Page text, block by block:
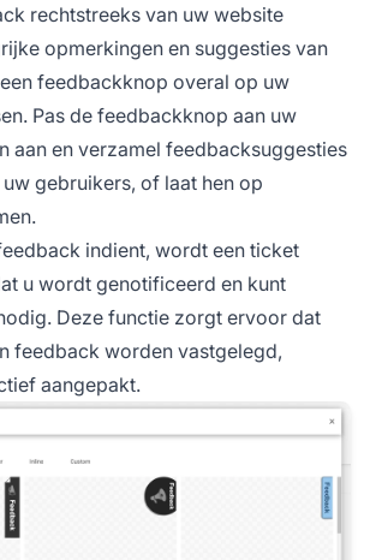
rechtstreeks van uw website
opmerkingen en suggesties van
feedbackknop overal op uw
Pas de feedbackknop aan uw
aan en verzamel feedbacksuggesties
gebruikers, of laat hen op
indient, wordt een ticket
u wordt genotificeerd en kunt
Deze functie zorgt ervoor dat
feedback worden vastgelegd,
aangepakt.